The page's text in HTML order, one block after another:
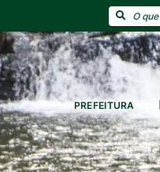
PREFEITURA